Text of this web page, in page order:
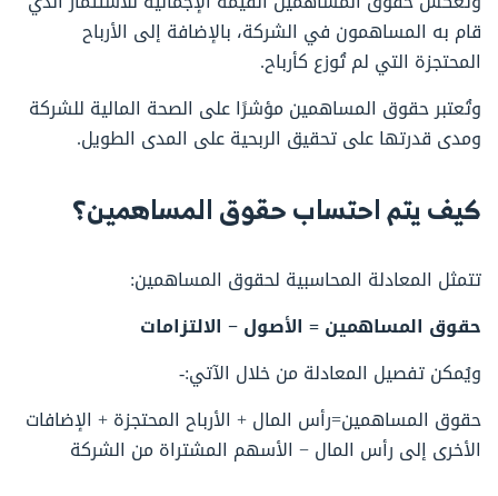
EN
قام به المساهمون في الشركة، بالإضافة إلى الأرباح
المحتجزة التي لم تُوزع كأرباح.
وتُعتبر حقوق المساهمين مؤشرًا على الصحة المالية للشركة
ومدى قدرتها على تحقيق الربحية على المدى الطويل.
كيف يتم احتساب حقوق المساهمين؟
تتمثل المعادلة المحاسبية لحقوق المساهمين:
حقوق المساهمين = الأصول − الالتزامات
ويُمكن تفصيل المعادلة من خلال الآتي:-
حقوق المساهمين=رأس المال + الأرباح المحتجزة + الإضافات
الأخرى إلى رأس المال − الأسهم المشتراة من الشركة